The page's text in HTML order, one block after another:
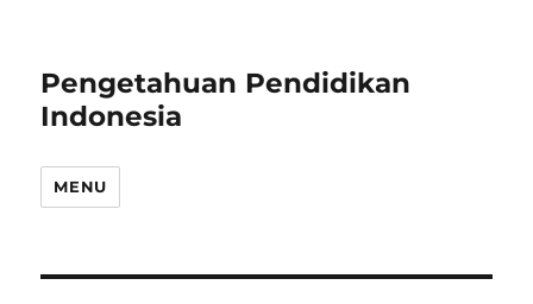
Pengetahuan Pendidikan
Indonesia
MENU